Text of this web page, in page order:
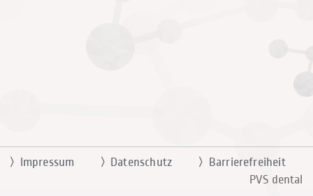
Impressum Datenschutz
Barrierefreiheit
PVS dental